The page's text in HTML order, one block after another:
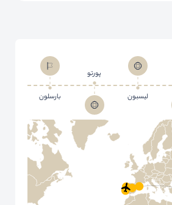
لیسبون
پورتو
بارسلون